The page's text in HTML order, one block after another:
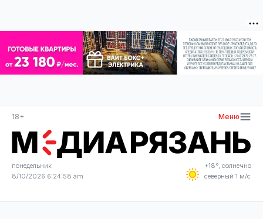
18+ Меню
понедельник
8/10/2026 6:24:58 am
+18°, солнечно
северный 1 м/с